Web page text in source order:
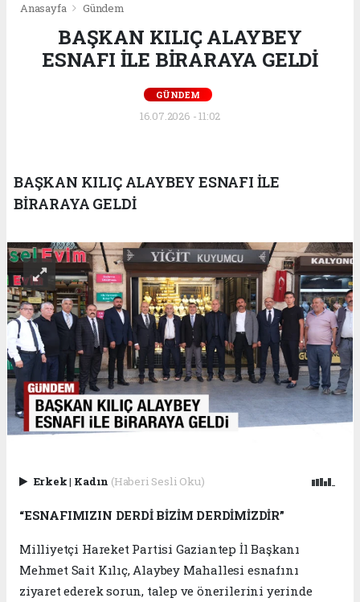
Anasayfa Gündem
BAŞKAN KILIÇ ALAYBEY
ESNAFI İLE BİRARAYA GELDİ
GÜNDEM
16.07.2026 - 11:02
BAŞKAN KILIÇ ALAYBEY ESNAFI İLE
BİRARAYA GELDİ
Erkek| Kadın (Haberi Sesli Oku)
“ESNAFIMIZIN DERDİ BİZİM DERDİMİZDİR”
Milliyetçi Hareket Partisi Gaziantep İl Başkanı
Mehmet Sait Kılıç, Alaybey Mahallesi esnafını
ziyaret ederek sorun, talep ve önerilerini yerinde